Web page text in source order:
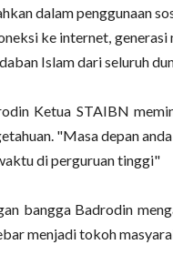
dalam penggunaan
ke internet, generasi
Islam dari seluruh
Ketua STAIBN
"Masa depan
di perguruan tinggi"
bangga Badrodin
menjadi tokoh